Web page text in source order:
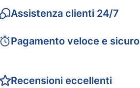
Assistenza clienti 24/7
Pagamento veloce e sicuro
Recensioni eccellenti